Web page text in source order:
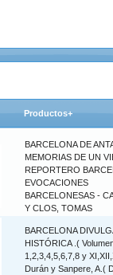
Productos+
BARCELONA DE
MEMORIAS DE UN
REPORTERO
EVOCACIONES
BARCELONESAS -
Y CLOS, TOMAS
BARCELONA
HISTÓRICA .(
1,2,3,4,5,6,7,8 y
Durán y Sanpere, A.(